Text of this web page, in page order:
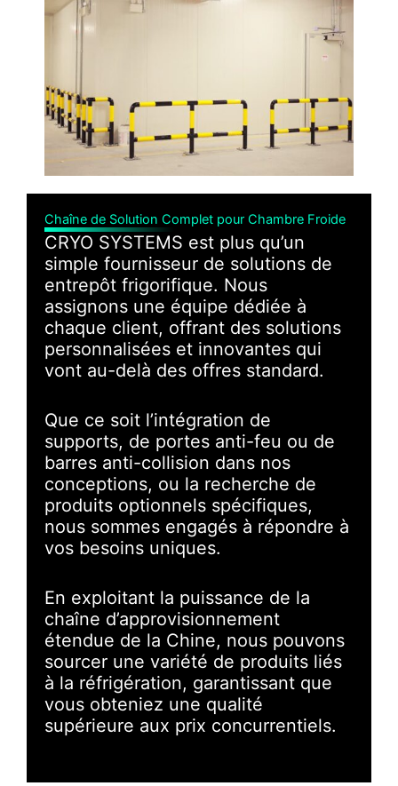
Chaîne de Solution Complet pour Chambre Froide
CRYO SYSTEMS est plus qu’un
simple fournisseur de solutions de
entrepôt frigorifique. Nous
assignons une équipe dédiée à
chaque client, offrant des solutions
personnalisées et innovantes qui
vont au-delà des offres standard.
Que ce soit l’intégration de
supports, de portes anti-feu ou de
barres anti-collision dans nos
conceptions, ou la recherche de
produits optionnels spécifiques,
nous sommes engagés à répondre à
vos besoins uniques.
En exploitant la puissance de la
chaîne d’approvisionnement
étendue de la Chine, nous pouvons
sourcer une variété de produits liés
à la réfrigération, garantissant que
vous obteniez une qualité
supérieure aux prix concurrentiels.